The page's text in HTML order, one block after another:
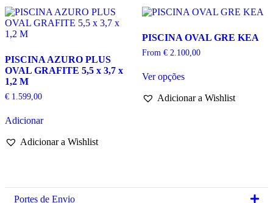
may
be
the
product
PISCINA AZURO PLUS
OVAL GRAFITE 5,5 x 3,7 x
1,2 M
€ 1.599,00
Adicionar
Adicionar a Wishlist
PISCINA OVAL GRE KEA
From €2.100,00
Ver opçõesproduct
multiple
the
Adicionar a Wishlist
Portes de Envio